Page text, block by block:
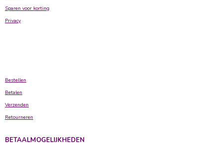
Sparen voor korting
Privacy
Bestellen
Betalen
Verzenden
Retourneren
BETAALMOGELIJKHEDEN